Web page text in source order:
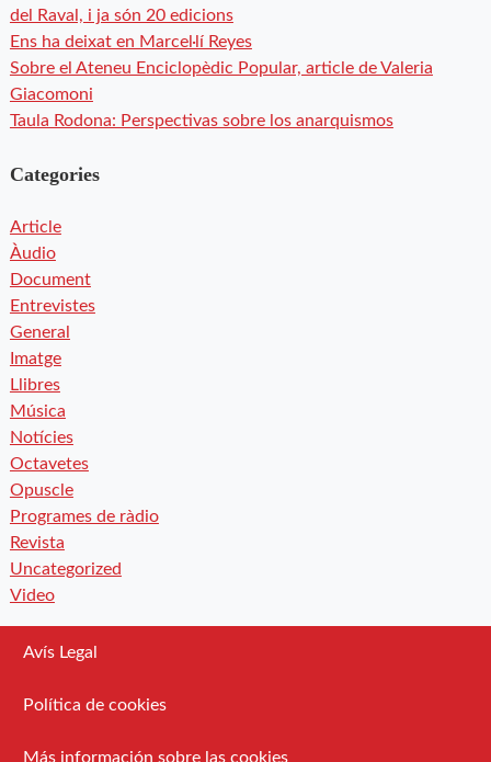
del Raval, i ja són 20 edicions
Ens ha deixat en Marcel·lí Reyes
Sobre el Ateneu Enciclopèdic Popular, article de Valeria
Giacomoni
Taula Rodona: Perspectivas sobre los anarquismos
Categories
Article
Àudio
Document
Entrevistes
General
Imatge
Llibres
Música
Notícies
Octavetes
Opuscle
Programes de ràdio
Revista
Uncategorized
Video
Avís Legal
Política de cookies
Más información sobre las cookies